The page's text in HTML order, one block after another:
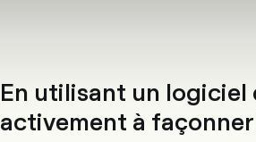
En utilisant un
activement à